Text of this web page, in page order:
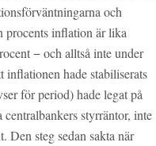
och
procents inflation är lika
− och alltså inte under
inflationen hade stabiliserats
för period) hade legat på
styrräntor, inte
steg sedan sakta när